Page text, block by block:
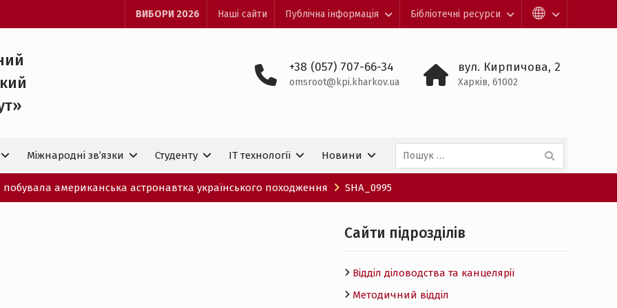
ВИБОРИ 2026 Наші сайти Публічна інформація Бібліотечні ресурси
+38 (057) 707-66-34
omsroot@kpi.kharkov.ua
вул. Кирпичова, 2
Харків, 61002
Міжнародні зв’язки Студенту IT технологiї Новини
Пошук:
американська астронавтка українського походження SHA_0995
Cайти підрозділів
Відділ діловодства та канцелярії
Методичний відділ